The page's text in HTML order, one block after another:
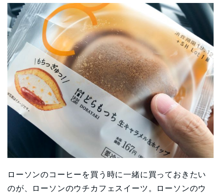
ローソンのコーヒーを買う時に一緒に買っておきたい
のが、ローソンのウチカフェスイーツ。ローソンのウ